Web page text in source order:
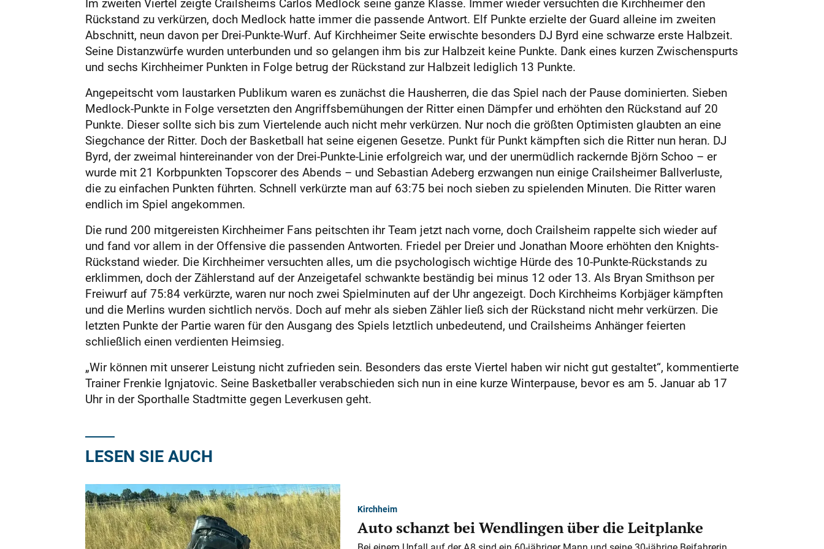
Rückstand zu verkürzen, doch Medlock hatte immer die passende Antwort. Elf Punkte erzielte der Guard alleine im zweiten
Abschnitt, neun davon per Drei-Punkte-Wurf. Auf Kirchheimer Seite erwischte besonders DJ Byrd eine schwarze erste Halbzeit.
Seine Distanzwürfe wurden unterbunden und so gelangen ihm bis zur Halbzeit keine Punkte. Dank eines kurzen Zwischenspurts
und sechs Kirchheimer Punkten in Folge betrug der Rückstand zur Halbzeit lediglich 13 Punkte.
Angepeitscht vom laustarken Publikum waren es zunächst die Hausherren, die das Spiel nach der Pause dominierten. Sieben
Medlock-Punkte in Folge versetzten den Angriffsbemühungen der Ritter einen Dämpfer und erhöhten den Rückstand auf 20
Punkte. Dieser sollte sich bis zum Viertelende auch nicht mehr verkürzen. Nur noch die größten Optimisten glaubten an eine
Siegchance der Ritter. Doch der Basketball hat seine eigenen Gesetze. Punkt für Punkt kämpften sich die Ritter nun heran. DJ
Byrd, der zweimal hintereinander von der Drei-Punkte-Linie erfolgreich war, und der unermüdlich rackernde Björn Schoo – er
wurde mit 21 Korbpunkten Topscorer des Abends – und Sebastian Adeberg erzwangen nun einige Crailsheimer Ballverluste,
die zu einfachen Punkten führten. Schnell verkürzte man auf 63:75 bei noch sieben zu spielenden Minuten. Die Ritter waren
endlich im Spiel angekommen.
Die rund 200 mitgereisten Kirchheimer Fans peitschten ihr Team jetzt nach vorne, doch Crailsheim rappelte sich wieder auf
und fand vor allem in der Offensive die passenden Antworten. Friedel per Dreier und Jonathan Moore erhöhten den Knights-
Rückstand wieder. Die Kirchheimer versuchten alles, um die psychologisch wichtige Hürde des 10-Punkte-Rückstands zu
erklimmen, doch der Zählerstand auf der Anzeigetafel schwankte beständig bei minus 12 oder 13. Als Bryan Smithson per
Freiwurf auf 75:84 verkürzte, waren nur noch zwei Spielminuten auf der Uhr angezeigt. Doch Kirchheims Korbjäger kämpften
und die Merlins wurden sichtlich nervös. Doch auf mehr als sieben Zähler ließ sich der Rückstand nicht mehr verkürzen. Die
letzten Punkte der Partie waren für den Ausgang des Spiels letztlich unbedeutend, und Crailsheims Anhänger feierten
schließlich einen verdienten Heimsieg.
„Wir können mit unserer Leistung nicht zufrieden sein. Besonders das erste Viertel haben wir nicht gut gestaltet“, kommentierte
Trainer Frenkie Ignjatovic. Seine Basketballer verabschieden sich nun in eine kurze Winterpause, bevor es am 5. Januar ab 17
Uhr in der Sporthalle Stadtmitte gegen Leverkusen geht.
LESEN SIE AUCH
Kirchheim
Auto schanzt bei Wendlingen über die Leitplanke